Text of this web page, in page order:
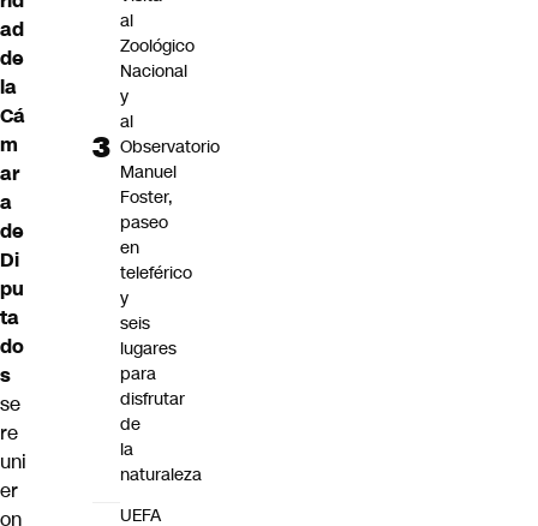
ad
de
la
Cá
m
ar
a
de
Di
pu
ta
do
s
se
re
uni
er
on
al
Zoológico
Nacional
y
al
Observatorio
Manuel
Foster,
paseo
en
teleférico
y
seis
lugares
para
disfrutar
de
la
naturaleza
UEFA